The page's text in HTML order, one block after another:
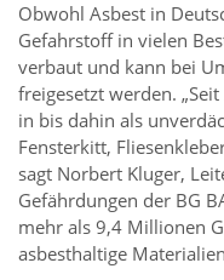
Obwohl Asbest in
Gefahrstoff in vielen
verbaut und kann bei
freigesetzt werden.
in bis dahin als
Fensterkitt,
sagt Norbert Kluger,
Gefährdungen der BG
mehr als 9,4 Millionen
asbesthaltige